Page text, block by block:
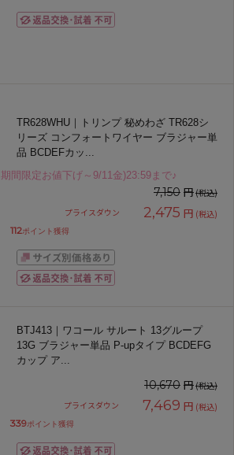
TR628WHU｜トリンプ 秘めわざ TR628シ
リーズ コンフォートワイヤー ブラジャー単
品 BCDEFカッ ...
期間限定お値下げ～9/11金)23:59まで♪
7,150 円(税込)
プライスダウン
2,475 円 (税込)
112ポイント獲得
BTJ413｜ワコール サルート 13グループ
13G ブラジャー単品 P-upタイプ BCDEFG
カップ ア...
10,670 円(税込)
プライスダウン
7,469 円 (税込)
339ポイント獲得